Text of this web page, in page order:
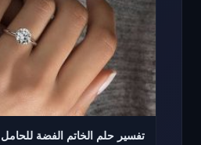
تفسير حلم الخاتم الفضة للحامل